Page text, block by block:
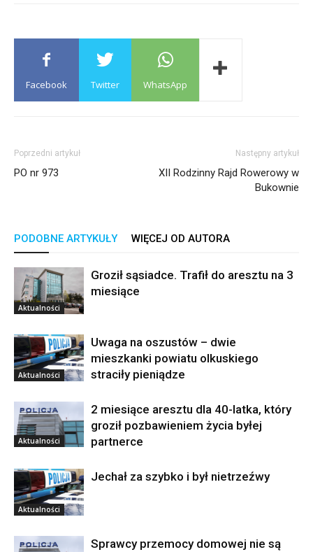
Facebook Twitter WhatsApp
Poprzedni artykuł
PO nr 973
Następny artykuł
XII Rodzinny Rajd Rowerowy w
Bukownie
PODOBNE ARTYKUŁY WIĘCEJ OD AUTORA
Aktualności
Groził sąsiadce. Trafił do aresztu na 3
miesiące
Aktualności
Uwaga na oszustów – dwie
mieszkanki powiatu olkuskiego
straciły pieniądze
Aktualności
2 miesiące aresztu dla 40-latka, który
groził pozbawieniem życia byłej
partnerce
Aktualności
Jechał za szybko i był nietrzeźwy
Sprawcy przemocy domowej nie są